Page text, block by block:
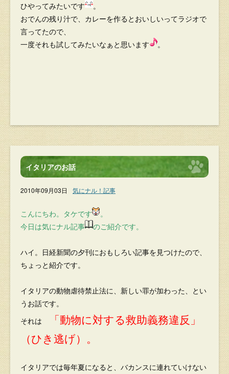
ひやってみたいです
。
おでんの残り汁で、カレーを作るとおいしいってラジオで
言ってたので、
一度それも試してみたいなぁと思います
。
イタリアのお話
2010年09月03日 気にナル！記事
こんにちわ。タケです
。
今日は気にナル記事
のご紹介です。
ハイ。日経新聞の夕刊におもしろい記事を見つけたので、
ちょっと紹介です。
イタリアの動物虐待禁止法に、新しい罪が加わった、とい
うお話です。
それは
「動物に対する救助義務違反」
（ひき逃げ）。
イタリアでは毎年夏になると、バカンスに連れていけない